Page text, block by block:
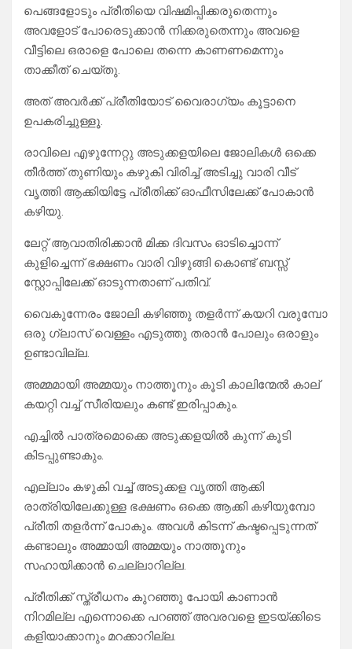
പെങ്ങളോടും പ്രീതിയെ വിഷമിപ്പിക്കരുതെന്നും
അവളോട് പോരെടുക്കാൻ നിക്കരുതെന്നും അവളെ
വീട്ടിലെ ഒരാളെ പോലെ തന്നെ കാണണമെന്നും
താക്കീത് ചെയ്തു.
അത് അവർക്ക് പ്രീതിയോട് വൈരാഗ്യം കൂട്ടാനെ
ഉപകരിച്ചുള്ളൂ.
രാവിലെ എഴുന്നേറ്റു അടുക്കളയിലെ ജോലികൾ ഒക്കെ
തീർത്ത് തുണിയും കഴുകി വിരിച്ച് അടിച്ചു വാരി വീട്
വൃത്തി ആക്കിയിട്ടേ പ്രീതിക്ക് ഓഫീസിലേക്ക് പോകാൻ
കഴിയു.
ലേറ്റ് ആവാതിരിക്കാൻ മിക്ക ദിവസം ഓടിച്ചൊന്ന്
കുളിച്ചെന്ന് ഭക്ഷണം വാരി വിഴുങ്ങി കൊണ്ട് ബസ്സ്
സ്റ്റോപ്പിലേക്ക് ഓടുന്നതാണ് പതിവ്.
വൈകുന്നേരം ജോലി കഴിഞ്ഞു തളർന്ന് കയറി വരുമ്പോ
ഒരു ഗ്ലാസ്‌ വെള്ളം എടുത്തു തരാൻ പോലും ഒരാളും
ഉണ്ടാവില്ല.
അമ്മമായി അമ്മയും നാത്തൂനും കൂടി കാലിന്മേൽ കാല്
കയറ്റി വച്ച് സീരിയലും കണ്ട് ഇരിപ്പാകും.
എച്ചിൽ പാത്രമൊക്കെ അടുക്കളയിൽ കുന്ന് കൂടി
കിടപ്പുണ്ടാകും.
എല്ലാം കഴുകി വച്ച് അടുക്കള വൃത്തി ആക്കി
രാത്രിയിലേക്കുള്ള ഭക്ഷണം ഒക്കെ ആക്കി കഴിയുമ്പോ
പ്രീതി തളർന്ന് പോകും. അവൾ കിടന്ന് കഷ്ടപ്പെടുന്നത്
കണ്ടാലും അമ്മായി അമ്മയും നാത്തൂനും
സഹായിക്കാൻ ചെല്ലാറില്ല.
പ്രീതിക്ക് സ്ത്രീധനം കുറഞ്ഞു പോയി കാണാൻ
നിറമില്ല എന്നൊക്കെ പറഞ്ഞ് അവരവളെ ഇടയ്ക്കിടെ
കളിയാക്കാനും മറക്കാറില്ല.